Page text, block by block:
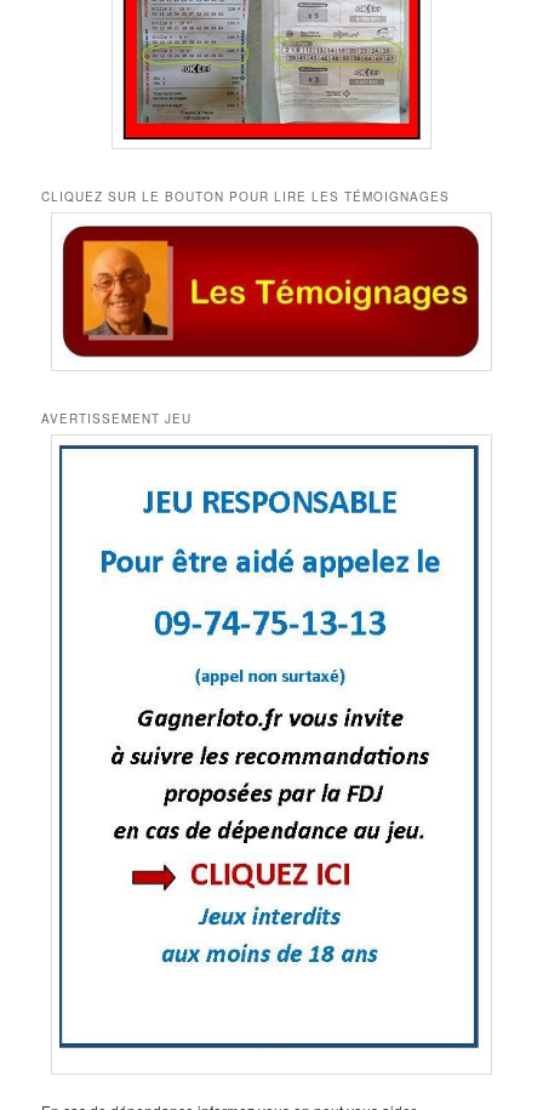
CLIQUEZ SUR LE BOUTON POUR LIRE LES TÉMOIGNAGES
AVERTISSEMENT JEU